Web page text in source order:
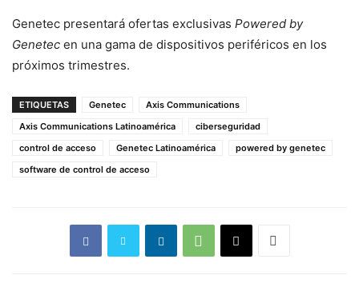
Genetec presentará ofertas exclusivas Powered by
Genetec en una gama de dispositivos periféricos en los
próximos trimestres.
ETIQUETAS Genetec
Axis Communications
Axis Communications Latinoamérica
ciberseguridad
control de acceso
Genetec Latinoamérica
powered by genetec
software de control de acceso